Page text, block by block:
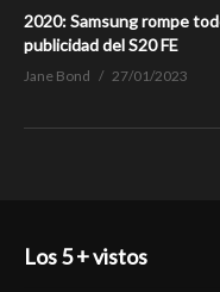
2020: Samsung rompe
publicidad del S20 FE
Jane Bond 27/01/2023
Los 5 + vistos